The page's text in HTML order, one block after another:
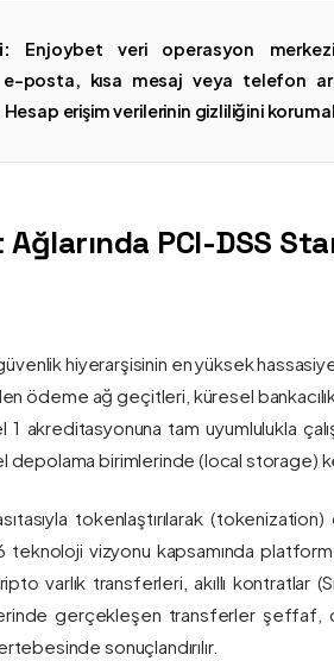
Enjoybet veri operasyon
e-posta, kısa mesaj veya telefon
erişim verilerinin gizliliğini
PCI-DSS
hiyerarşisinin en yüksek
ödeme ağ geçitleri, küresel
akreditasyonuna tam uyumlulukla
depolama birimlerinde (local storage)
tokenlaştırılarak
teknoloji vizyonu kapsamında
varlık transferleri, akıllı kontratlar
gerçekleşen transferler şeffaf,
sonuçlandırılır.